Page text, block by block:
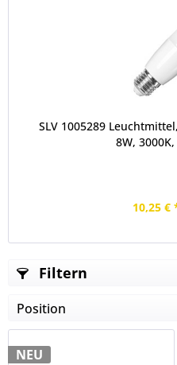
SLV 1005289
8W,
10,25 €
Filtern
NEU